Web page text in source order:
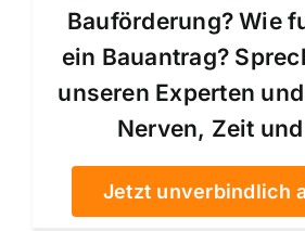
Bauförderung? Wie
ein Bauantrag?
unseren Experten
Nerven, Zeit
Jetzt unverbindlich